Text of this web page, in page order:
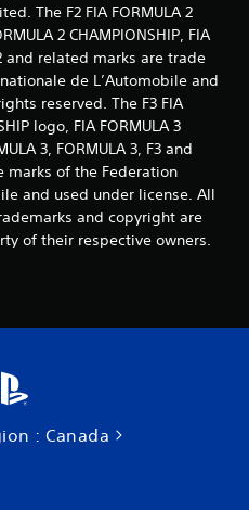
The F2 FIA FORMULA 2
2 CHAMPIONSHIP, FIA
and related marks are trade
de L’Automobile and
reserved. The F3 FIA
logo, FIA FORMULA 3
3, FORMULA 3, F3 and
marks of the Federation
and used under license. All
and copyright are
of their respective owners.
: Canada